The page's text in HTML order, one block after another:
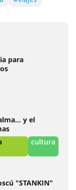
y el
"STANKIN"
para